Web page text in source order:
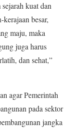
kuat dan
besar,
maju, maka
juga harus
dan sehat,”
agar Pemerintah
pada sektor
jangka